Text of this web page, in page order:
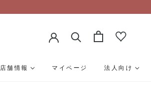
店舗情報 マイページ 法人向け